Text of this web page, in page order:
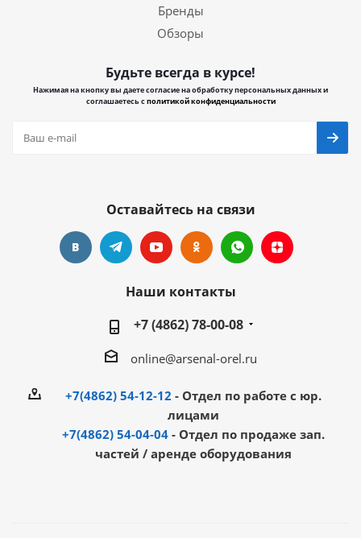
Бренды
Обзоры
Будьте всегда в курсе!
Нажимая на кнопку вы даете согласие на обработку персональных данных и
соглашаетесь сполитикой конфиденциальности
Оставайтесь на связи
Наши контакты
+7 (4862) 78-00-08
online@arsenal-orel.ru
+7(4862) 54-12-12 - Отдел по работе с юр.
лицами
+7(4862) 54-04-04 - Отдел по продаже зап.
частей / аренде оборудования